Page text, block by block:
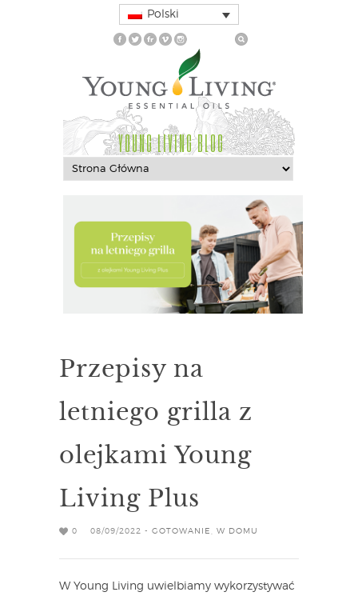
Polski
YOUNG LIVING BLOG
Przepisy na
letniego grilla z
olejkami Young
Living Plus
0 08/09/2022 - GOTOWANIE W DOMU
W Young Living uwielbiamy wykorzystywać